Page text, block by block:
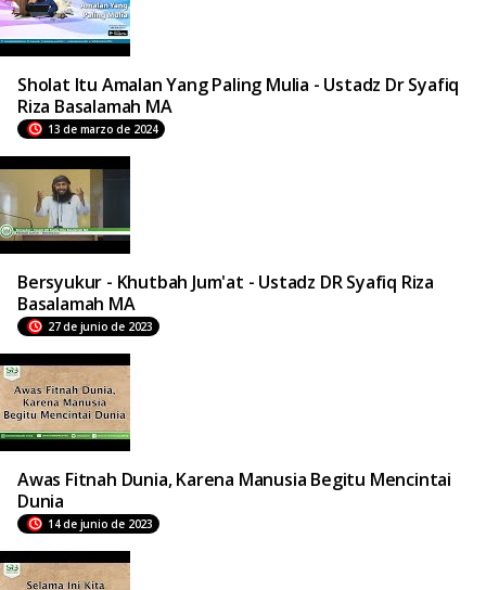
Sholat Itu Amalan Yang Paling Mulia - Ustadz Dr Syafiq
Riza Basalamah MA
13 de marzo de 2024
Bersyukur - Khutbah Jum'at - Ustadz DR Syafiq Riza
Basalamah MA
27 de junio de 2023
Awas Fitnah Dunia, Karena Manusia Begitu Mencintai
Dunia
14 de junio de 2023